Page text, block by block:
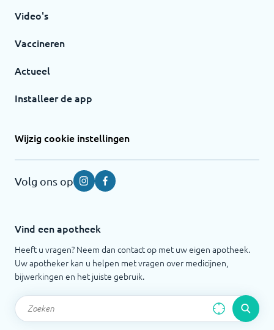
Video's
Vaccineren
Actueel
Installeer de app
Wijzig cookie instellingen
Volg ons op InstagramFacebook
Vind een apotheek
Heeft u vragen? Neem dan contact op met uw eigen apotheek.
Uw apotheker kan u helpen met vragen over medicijnen,
bijwerkingen en het juiste gebruik.